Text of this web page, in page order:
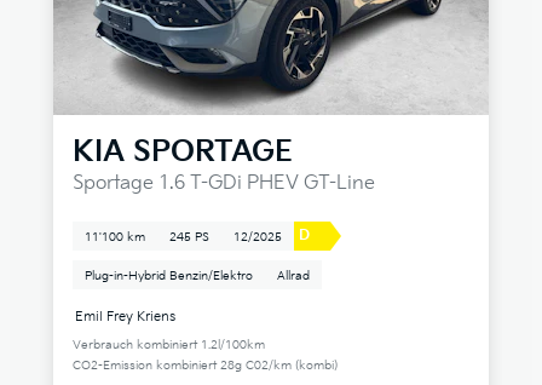
KIA SPORTAGE
Sportage 1.6 T-GDi PHEV GT-Line
11'100 km 245 PS 12/2025 D
Plug-in-Hybrid Benzin/Elektro Allrad
Emil Frey Kriens
Verbrauch kombiniert 1.2l/100km
CO2-Emission kombiniert 28g C02/km (kombi)